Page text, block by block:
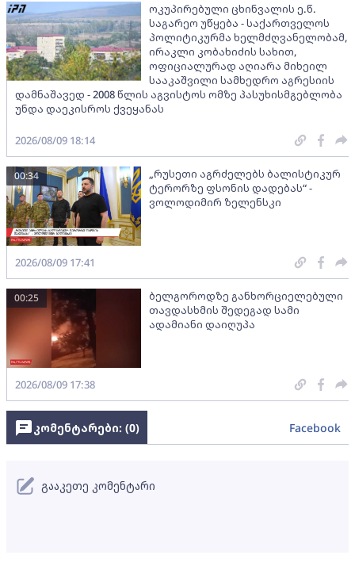
ოკუპირებული ცხინვალის ე.წ.
საგარეო უწყება - საქართველოს
პოლიტიკურმა ხელმძღვანელობამ,
ირაკლი კობახიძის სახით,
ოფიციალურად აღიარა მიხეილ
სააკაშვილი სამხედრო აგრესიის
დამნაშავედ - 2008 წლის აგვისტოს ომზე პასუხისმგებლობა
უნდა დაეკისროს ქვეყანას
2026/08/09 18:14
„რუსეთი აგრძელებს ბალისტიკურ
ტერორზე ფსონის დადებას“ -
ვოლოდიმირ ზელენსკი
00:34
2026/08/09 17:41
ბელგოროდზე განხორციელებული
თავდასხმის შედეგად სამი
ადამიანი დაიღუპა
00:25
2026/08/09 17:38
კომენტარები: (0) Facebook
გააკეთე კომენტარი